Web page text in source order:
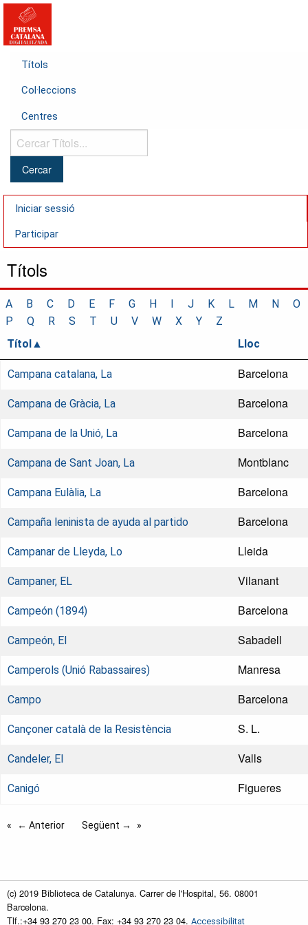
Títols
Col·leccions
Centres
Cercar
Títols...
Iniciar sessió
Participar
Títols
A B C D E F G H I J K L M N
O
P
Q R S T U V W X Y
Z
Títol
Lloc
Campana catalana, La Barcelona
Campana de Gràcia, La Barcelona
Campana de la Unió, La Barcelona
Campana de Sant Joan, La Montblanc
Campana Eulàlia, La Barcelona
Campaña leninista de ayuda al partido Barcelona
Campanar de Lleyda, Lo Lleida
Campaner, EL Vilanant
Campeón (1894) Barcelona
Campeón, El Sabadell
Camperols (Unió Rabassaires) Manresa
Campo Barcelona
Cançoner català de la Resistència S. L.
Candeler, El Valls
Canigó Figueres
← Anterior Següent →
(c) 2019 Biblioteca de Catalunya. Carrer de l'Hospital, 56. 08001
Barcelona.
Tlf.:+34 93 270 23 00. Fax: +34 93 270 23 04. Accessibilitat